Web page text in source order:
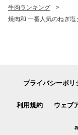
牛肉ランキング
焼肉和 一番人気のねぎ塩
プライバシーポリ
利用規約 ウェブ